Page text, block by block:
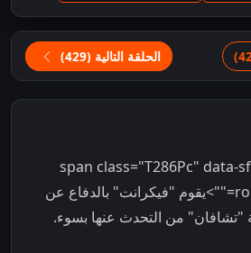
الحلقة التالية (429)
<span class="T286Pc" data-
root="c" data-sfc-cb="">يقوم "فيكرانت" بالدفاع عن
"تشافان" من التحدث عنها بسوء.